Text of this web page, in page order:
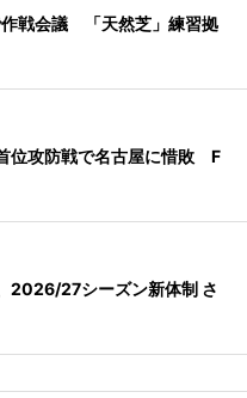
戦会議 「天然芝」練習拠
位攻防戦で名古屋に惜敗 F
2026/27シーズン新体制 さ